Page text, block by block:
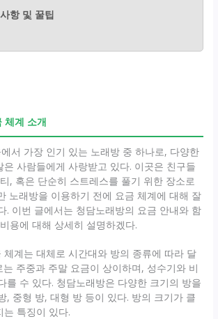
항 및 꿀팁
체계 소개
서 가장 인기 있는 노래방 중 하나로, 다양한
사람들에게 사랑받고 있다. 이곳은 친구들
, 혹은 단순히 스트레스를 풀기 위한 장소로
노래방을 이용하기 전에 요금 체계에 대해 잘
. 이번 글에서는 청담노래방의 요금 안내와 함
용에 대해 상세히 설명하겠다.
체계는 대체로 시간대와 방의 종류에 따라 달
는 주중과 주말 요금이 상이하며, 성수기와 비
를 수 있다. 청담노래방은 다양한 크기의 방을
, 중형 방, 대형 방 등이 있다. 방의 크기가 클
는 특징이 있다.